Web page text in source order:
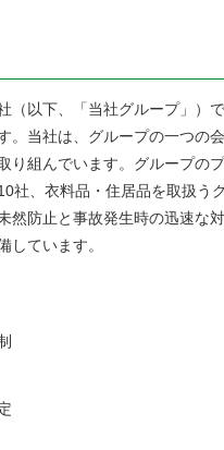
以下、「当社グループ」）で
当社は、グループの一つの
り組んでいます。グループの
社、衣料品・住居品を取扱う
防止と事故発生時の迅速な
しています。